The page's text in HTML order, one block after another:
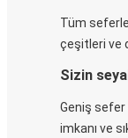
Tüm
çeşitleri ve
Sizin
Geniş sefer
imkanı ve